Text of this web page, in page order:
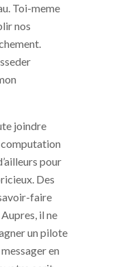
Toi-meme
nos
joindre
computation
pour
Des
faire
il ne
un pilote
en